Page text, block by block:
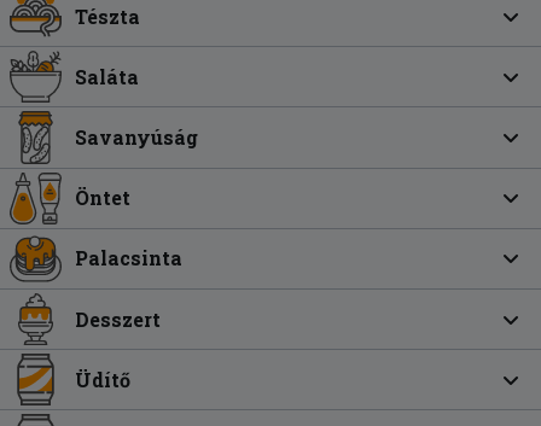
Tészta
Saláta
Savanyúság
Öntet
Palacsinta
Desszert
Üdítő